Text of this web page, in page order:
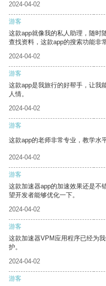
2024-04-02
游客
这款app就像我的私人助理，随时
查找资料，这款app的搜索功能非
2024-04-02
游客
这款app是我旅行的好帮手，让我
人情。
2024-04-02
游客
这款app的老师非常专业，教学水
2024-04-02
游客
这款加速器app的加速效果还是不
望开发者能够优化一下。
2024-04-02
游客
这款加速器VPM应用程序已经为
护。
2024-04-02
游客